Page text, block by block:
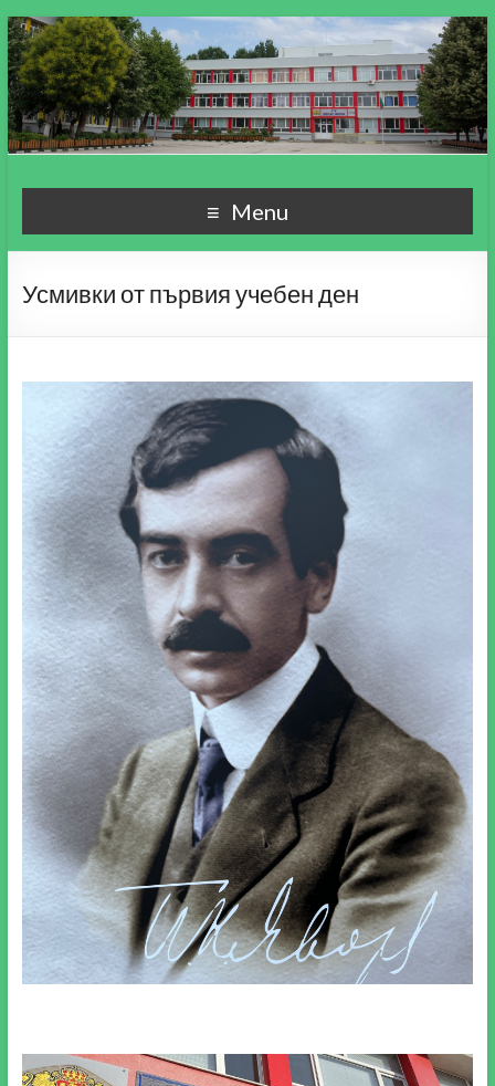
СУ "Пейо Кр. Яворов"
гр. Варна
Училище, мой свят чудесен!
Menu
Усмивки от първия учебен ден